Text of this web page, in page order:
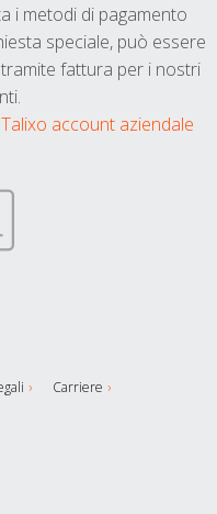
i metodi di pagamento
speciale, può essere
fattura per i nostri
Talixo account aziendale
Carriere